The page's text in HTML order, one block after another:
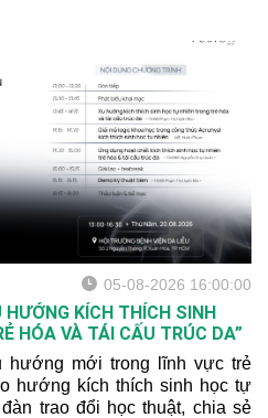
05-08-2026 16:00:00
HƯỚNG KÍCH THÍCH SINH
HÓA VÀ TÁI CẤU TRÚC DA”
hướng mới trong lĩnh vực trẻ
hướng kích thích sinh học tự
trao đổi học thuật, chia sẻ